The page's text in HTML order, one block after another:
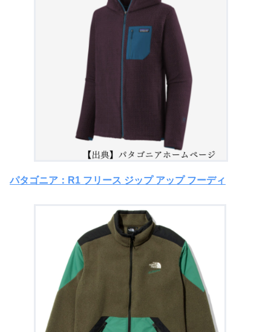
パタゴニア：R1 フリース ジップ アップ フーディ